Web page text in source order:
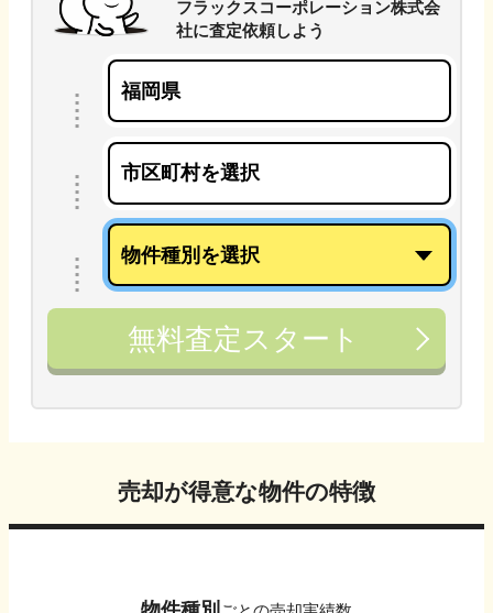
フラックスコーポレーション株式会
社に査定依頼しよう
無料査定スタート
売却が得意な物件の特徴